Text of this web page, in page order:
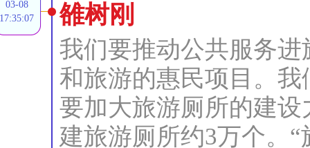
03-08
17:35:07
雒树刚
我们要推动公共服务
和旅游的惠民项目。
要加大旅游厕所的建
建旅游厕所约3万个。